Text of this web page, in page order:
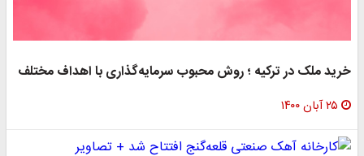
خرید ملک در ترکیه ؛ روش محبوب سرمایه‌گذاری با اهداف مختلف
۲۵ آبان ۱۴۰۰